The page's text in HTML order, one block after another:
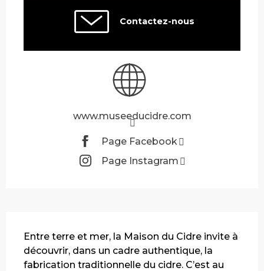
Contactez-nous
www.museeducidre.com
Page Facebook
Page Instagram
Entre terre et mer, la Maison du Cidre invite à
découvrir, dans un cadre authentique, la
fabrication traditionnelle du cidre. C’est au